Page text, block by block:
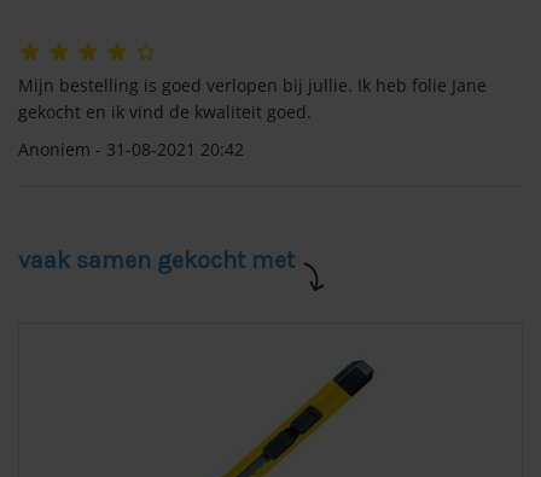
Mijn bestelling is goed verlopen bij jullie. Ik heb folie Jane
gekocht en ik vind de kwaliteit goed.
Anoniem - 31-08-2021 20:42
vaak samen gekocht met